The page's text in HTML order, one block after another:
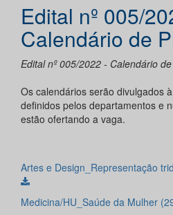
Edital nº 005/
Calendário de
Edital nº 005/2022 - Calendário
Os calendários serão divulgados
definidos pelos departamentos e
estão ofertando a vaga.
Artes e Design_Representação
Medicina/HU_Saúde da Mulher